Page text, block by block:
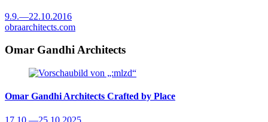
9.9.—22.10.2016
obraarchitects.com
Omar Gandhi Architects
Omar Gandhi Architects Crafted by Place
17.10. —25.10.2025